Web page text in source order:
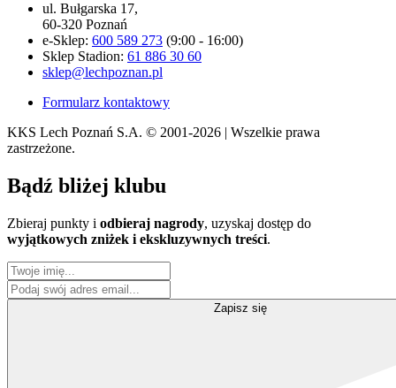
ul. Bułgarska 17,
60-320 Poznań
e-Sklep: 600 589 273 (9:00 - 16:00)
Sklep Stadion: 61 886 30 60
sklep@lechpoznan.pl
Formularz kontaktowy
KKS Lech Poznań S.A. © 2001-2026 | Wszelkie prawa
zastrzeżone.
Bądź bliżej klubu
Zbieraj punkty i odbieraj nagrody, uzyskaj dostęp do
wyjątkowych zniżek i ekskluzywnych treści.
Zapisz się